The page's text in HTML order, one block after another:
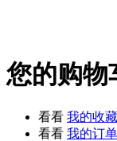
您的购物
看看 我的收
看看 我的订单